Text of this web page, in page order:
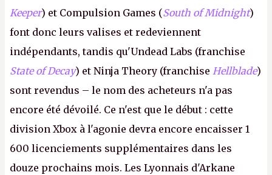
Keeper) et Compulsion Games (South of Midnight)
font donc leurs valises et redeviennent
indépendants, tandis qu'Undead Labs (franchise
State of Decay) et Ninja Theory (franchise Hellblade)
sont revendus – le nom des acheteurs n'a pas
encore été dévoilé. Ce n'est que le début : cette
division Xbox à l'agonie devra encore encaisser 1
600 licenciements supplémentaires dans les
douze prochains mois. Les Lyonnais d'Arkane